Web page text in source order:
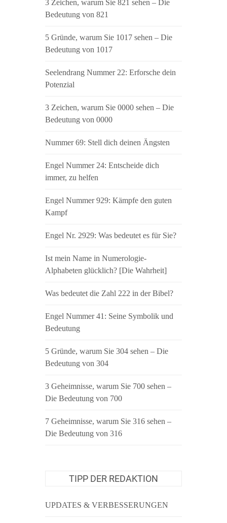
3 Zeichen, warum Sie 821 sehen – Die
Bedeutung von 821
5 Gründe, warum Sie 1017 sehen – Die
Bedeutung von 1017
Seelendrang Nummer 22: Erforsche dein
Potenzial
3 Zeichen, warum Sie 0000 sehen – Die
Bedeutung von 0000
Nummer 69: Stell dich deinen Ängsten
Engel Nummer 24: Entscheide dich
immer, zu helfen
Engel Nummer 929: Kämpfe den guten
Kampf
Engel Nr. 2929: Was bedeutet es für Sie?
Ist mein Name in Numerologie-
Alphabeten glücklich? [Die Wahrheit]
Was bedeutet die Zahl 222 in der Bibel?
Engel Nummer 41: Seine Symbolik und
Bedeutung
5 Gründe, warum Sie 304 sehen – Die
Bedeutung von 304
3 Geheimnisse, warum Sie 700 sehen –
Die Bedeutung von 700
7 Geheimnisse, warum Sie 316 sehen –
Die Bedeutung von 316
TIPP DER REDAKTION
UPDATES & VERBESSERUNGEN